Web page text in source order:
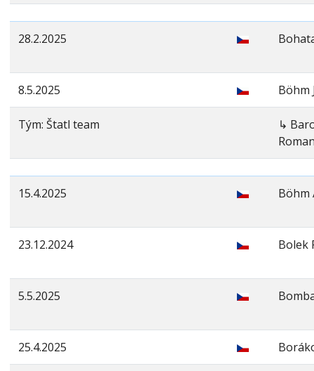
28.2.2025
8.5.2025 Böhm
Tým: Štatl team
↳
15.4.2025 Böhm
23.12.2024 Bolek
5.5.2025
25.4.2025